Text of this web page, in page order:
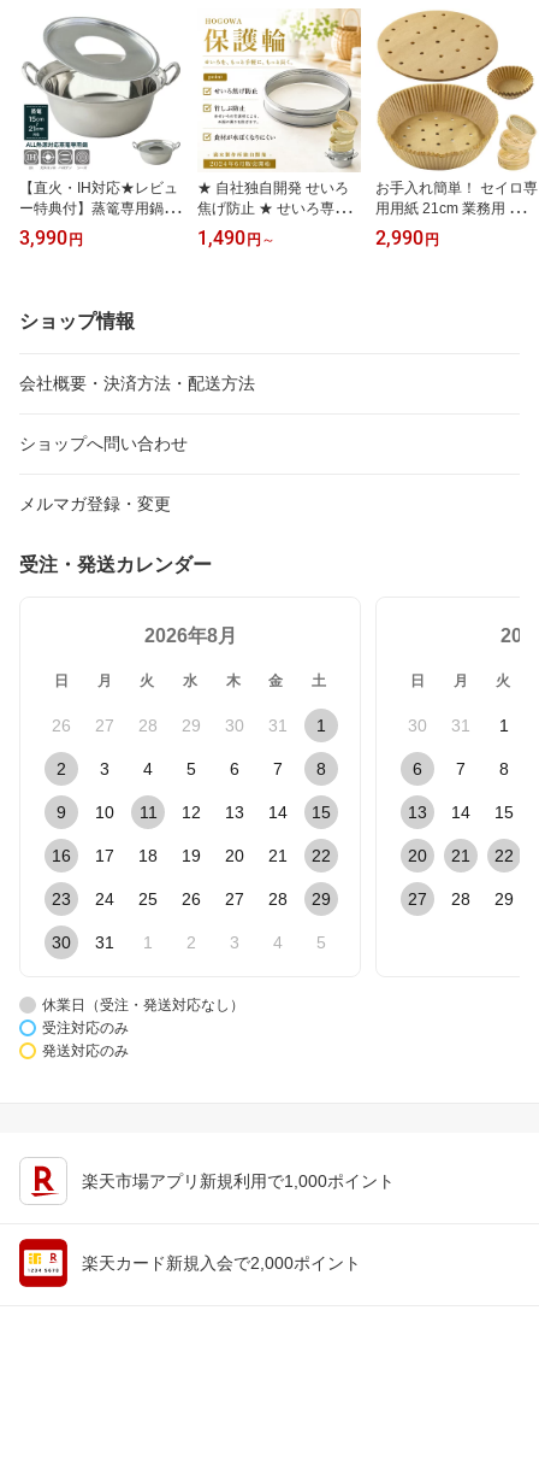
【直火・IH対応★レビュ
ー特典付】蒸篭専用鍋 1
5cm〜21cm マルチスチ
ーム 初心者にもおすすめ
鍋 蒸篭 セイロ鍋 + 蒸し
板 ステンレス 蒸し器 受
3,990 円
★ 自社独自開発 せいろ
焦げ防止 ★ せいろ専用
保護輪 18cm 21cm 24cm
ステンレス 買い足し 買
1,490 円 ～
お手入れ簡単！ セイロ専
用用紙 21cm 業務用 セパ
レート紙 3種類（全290
枚）_ 滴水製作所 せいろ
2,990 円
ショップ情報
会社概要・決済方法・配送方法
ショップへ問い合わせ
メルマガ登録・変更
受注・発送カレンダー
2026年8月
日 月 火 水 木 金 土
26 27 28 29 30 31 1
2 3 4 5 6 7 8
9 10 11 12 13 14 15
16 17 18 19 20 21 22
23 24 25 26 27 28 29
30 31 1 2 3 4 5
日 月 火
30 31 1
6 7 8
13 14 15
20 21 22
27 28 29
休業日（受注・発送対応なし）
受注対応のみ
発送対応のみ
楽天市場アプリ新規利用で1,000ポイント
楽天カード新規入会で2,000ポイント